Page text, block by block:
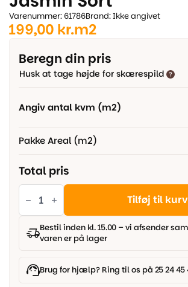
Varenummer: 61786Brand: Ikke angivet
199,00 kr.m2
Beregn din pris
Husk at tage højde for skærespild
Angiv antal kvm (m2)
Pakke Areal (m2)
Total pris
Væg
til
væg
tæppe
Jasmin
Tilføj til kurv
Bestil inden kl. 15.00 – vi afsender
varen er på lager
Brug for hjælp? Ring til os på 25 24 45